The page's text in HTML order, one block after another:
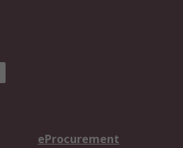
eProcurement